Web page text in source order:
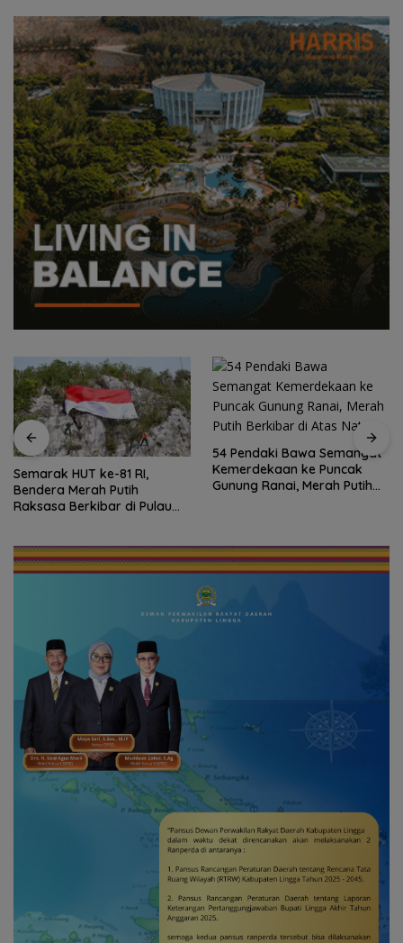
Semarak HUT ke-81 RI,
Bendera Merah Putih
Raksasa Berkibar di Pulau
54 Pendaki Bawa Semangat
Kemerdekaan ke Puncak
Gunung Ranai, Merah Putih